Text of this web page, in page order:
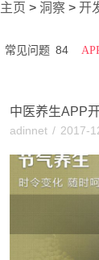
主页 > 洞察 > 开
常见问题 84
中医养生APP
adinnet / 2017-